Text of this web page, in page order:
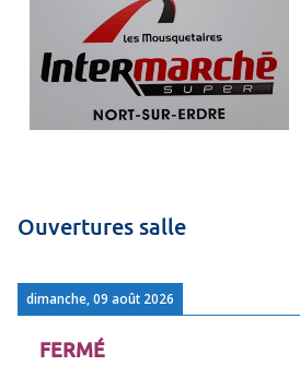
Ouvertures salle
dimanche, 09 août 2026
FERMÉ